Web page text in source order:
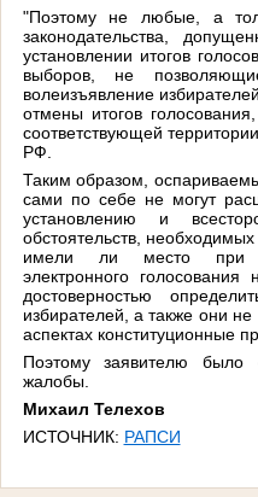
"Поэтому не любые, а
законодательства,
установлении итогов
выборов, не
волеизъявление
отмены итогов
соответствующей
РФ.
Таким образом,
сами по себе не могут
установлению и
обстоятельств,
имели ли место при
электронного
достоверностью
избирателей, а также они
аспектах конституционные
Поэтому заявителю было
жалобы.
Михаил Телехов
ИСТОЧНИК: РАПСИ